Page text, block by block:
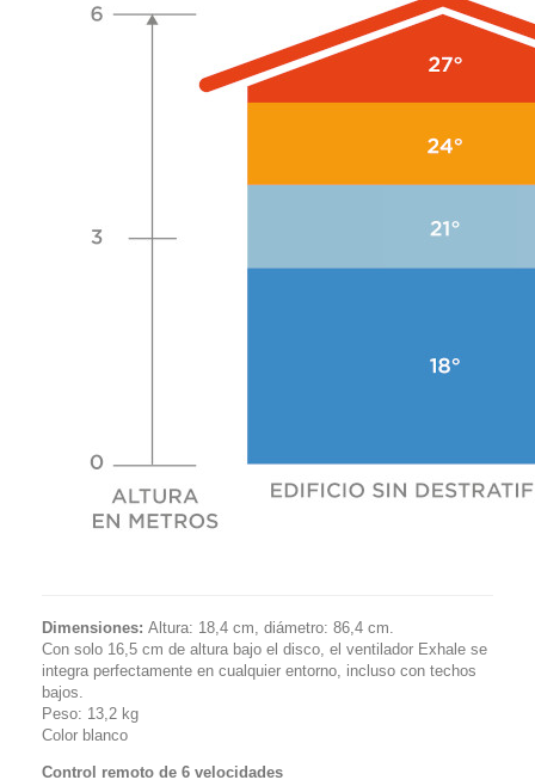
Dimensiones: Altura: 18,4 cm, diámetro: 86,4 cm.
Con solo 16,5 cm de altura bajo el disco, el ventilador Exhale se
integra perfectamente en cualquier entorno, incluso con techos
bajos.
Peso: 13,2 kg
Color blanco
Control remoto de 6 velocidades